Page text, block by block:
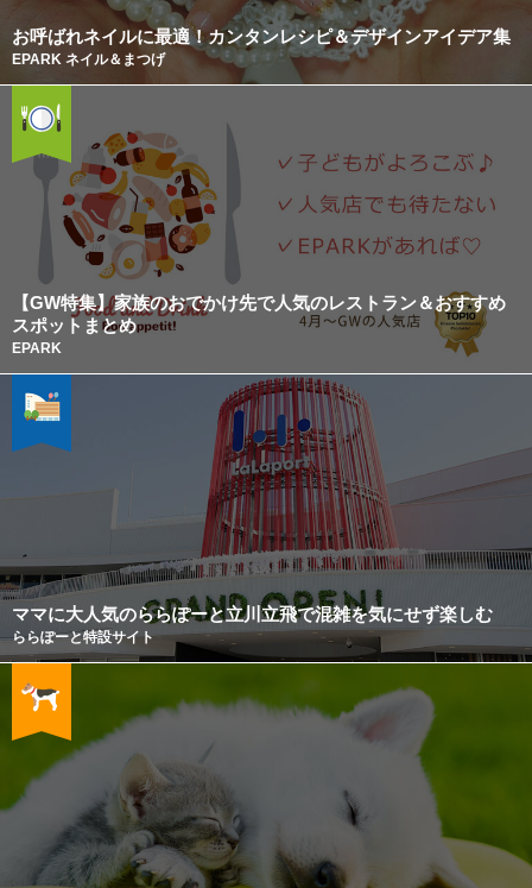
お呼ばれネイルに最適！カンタンレシピ＆デザインアイデア集
EPARK ネイル＆まつげ
【GW特集】家族のおでかけ先で人気のレストラン＆おすすめ
スポットまとめ
EPARK
ママに大人気のららぽーと立川立飛で混雑を気にせず楽しむ
ららぽーと特設サイト